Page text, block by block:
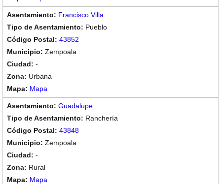
Francisco Villa
Pueblo
43852
Zempoala
-
Urbana
Mapa
Guadalupe
Ranchería
43848
Zempoala
-
Rural
Mapa